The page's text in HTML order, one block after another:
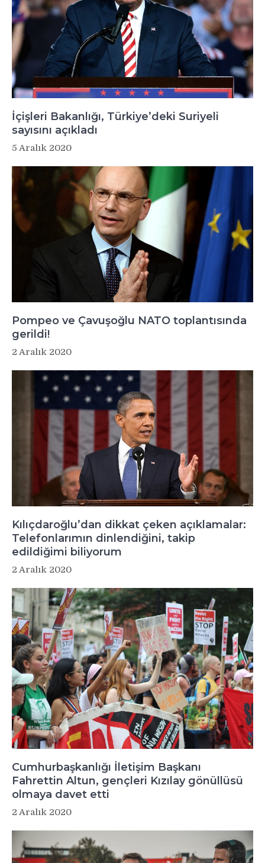
İçişleri Bakanlığı, Türkiye’deki Suriyeli
sayısını açıkladı
5 Aralık 2020
Pompeo ve Çavuşoğlu NATO toplantısında
gerildi!
2 Aralık 2020
Kılıçdaroğlu’dan dikkat çeken açıklamalar:
Telefonlarımın dinlendiğini, takip
edildiğimi biliyorum
2 Aralık 2020
Cumhurbaşkanlığı İletişim Başkanı
Fahrettin Altun, gençleri Kızılay gönüllüsü
olmaya davet etti
2 Aralık 2020